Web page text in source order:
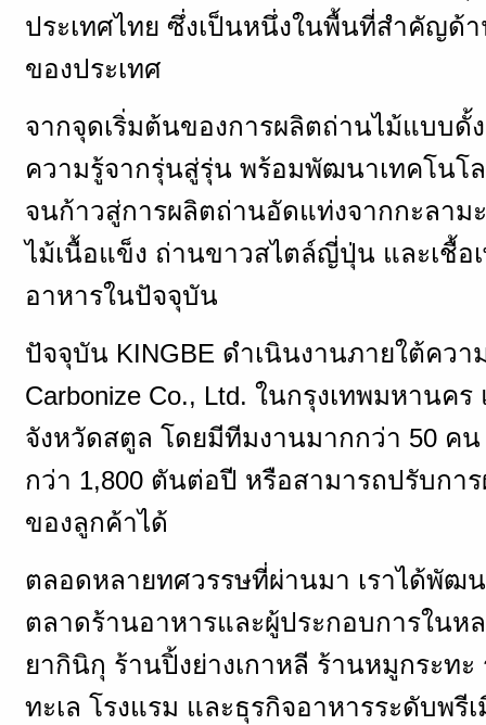
ประเทศไทย ซึ่งเป็นหนึ่งในพื้นที่สำคัญ
ของประเทศ
จากจุดเริ่มต้นของการผลิตถ่านไม้แบบดั้
ความรู้จากรุ่นสู่รุ่น พร้อมพัฒนาเทคโนโ
จนก้าวสู่การผลิตถ่านอัดแท่งจากกะลาม
ไม้เนื้อแข็ง ถ่านขาวสไตล์ญี่ปุ่น และเชื้อ
อาหารในปัจจุบัน
ปัจจุบัน KINGBE ดำเนินงานภายใต้ควา
Carbonize Co., Ltd. ในกรุงเทพมหานค
จังหวัดสตูล โดยมีทีมงานมากกว่า 50 ค
กว่า 1,800 ตันต่อปี หรือสามารถปรับกา
ของลูกค้าได้
ตลอดหลายทศวรรษที่ผ่านมา เราได้พั
ตลาดร้านอาหารและผู้ประกอบการในห
ยากินิกุ ร้านปิ้งย่างเกาหลี ร้านหมูกระท
ทะเล โรงแรม และธุรกิจอาหารระดับพรี